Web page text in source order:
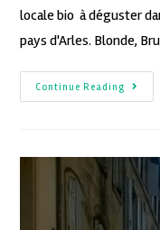
locale bio à déguster
pays d'Arles. Blonde,
Continue Reading